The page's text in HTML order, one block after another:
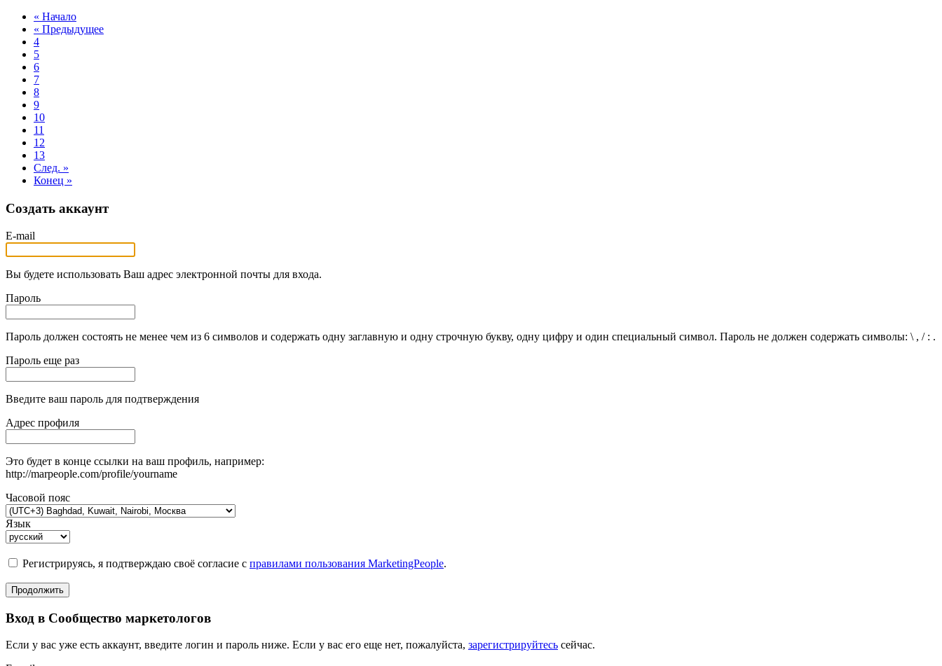
« Начало
« Предыдущее
4
5
6
7
8
9
10
11
12
13
След. »
Конец »
Создать аккаунт
E-mail
Вы будете использовать Ваш адрес электронной почты для входа.
Пароль
Пароль должен состоять не менее чем из 6 символов и содержать одну заглавную и одну строчную букву, одну цифру и один специальный символ. Пароль не должен содержать символы: \ , / : .
Пароль еще раз
Введите ваш пароль для подтверждения
Адрес профиля
Это будет в конце ссылки на ваш профиль, например:
http://marpeople.com/profile/yourname
Часовой пояс
Язык
Регистрируясь, я подтверждаю своё согласие с правилами пользования MarketingPeople.
Продолжить
Вход в Сообщество маркетологов
Если у вас уже есть аккаунт, введите логин и пароль ниже. Если у вас его еще нет, пожалуйста, зарегистрируйтесь сейчас.